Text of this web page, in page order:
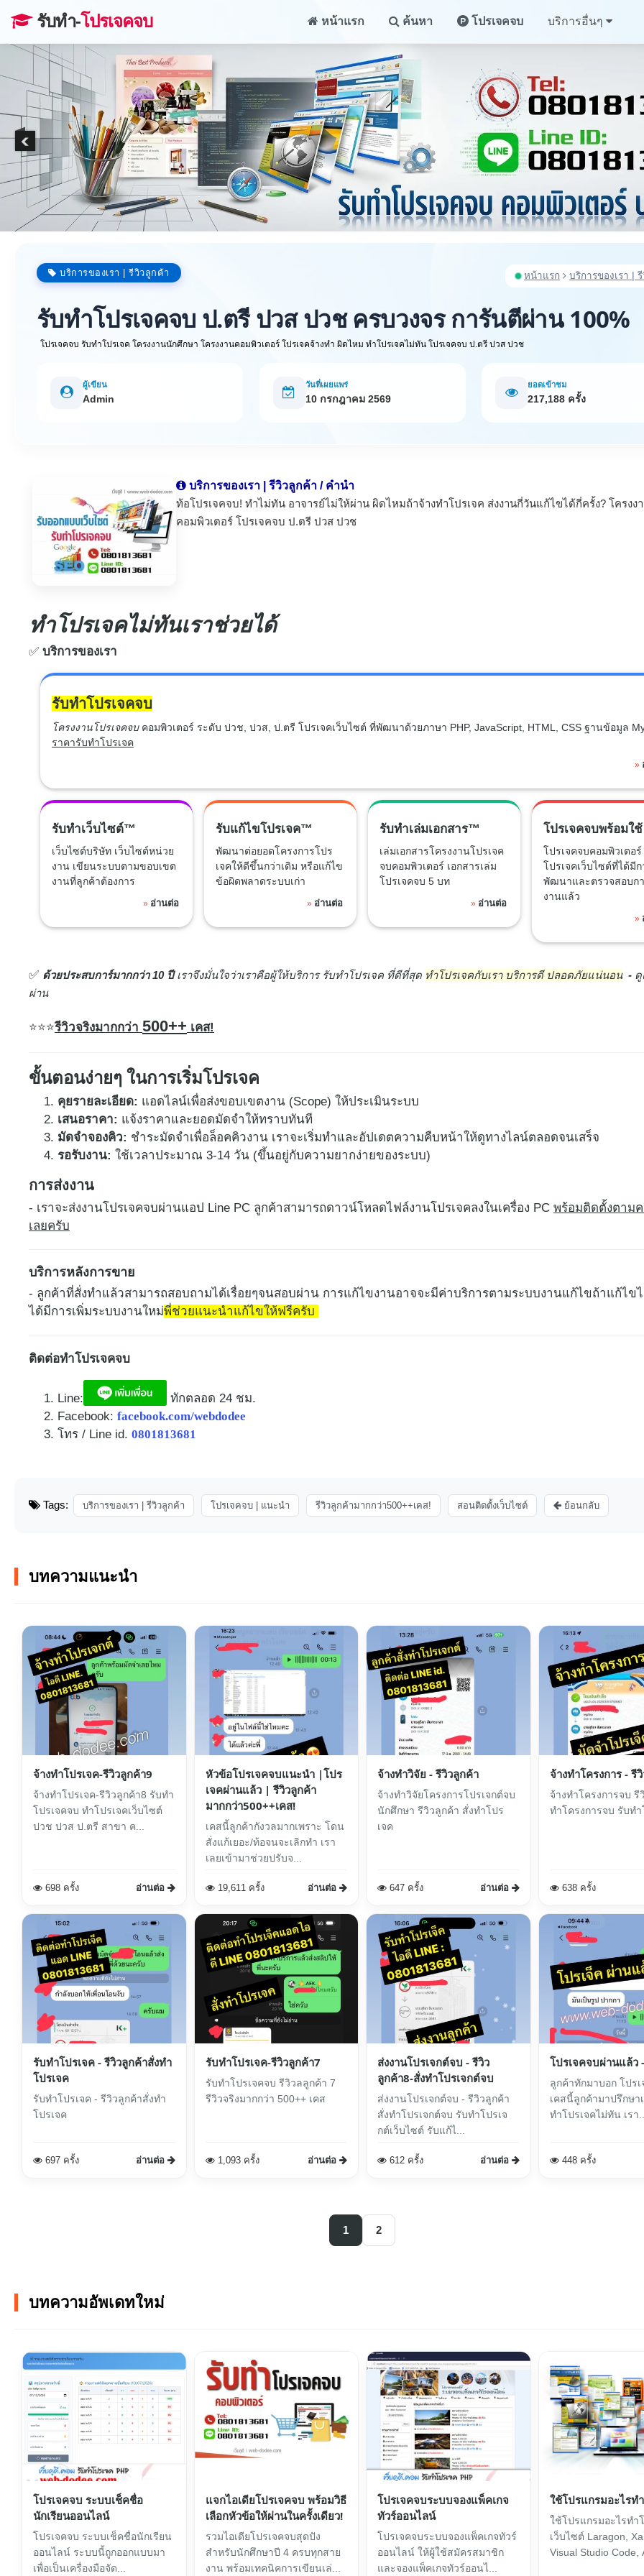
รับทำ-โปรเจคจบ หน้าแรก ค้นหา โปรเจคจบ บริการอื่นๆ
บริการของเรา | รีวิวลูกค้า หน้าแรก บริการของเรา |
รับทำโปรเจคจบ ป.ตรี ปวส ปวช ครบวงจร การันตีผ่าน 100%
โปรเจคจบ รับทำโปรเจค โครงงานนักศึกษา โครงงานคอมพิวเตอร์ โปรเจคจ้างทำ ผิดไหม ทำโปรเจคไม่ทัน โปรเจคจบ ป.ตรี ปวส ปวช
ผู้เขียน
Admin
วันที่เผยแพร่
10 กรกฎาคม 2569
ยอดเข้าชม
217,188 ครั้ง
บริการของเรา | รีวิวลูกค้า / คำนำ
ท้อโปรเจคจบ! ทำไม่ทัน อาจารย์ไม่ให้ผ่าน ผิดไหมถ้าจ้างทำโปรเจค ส่งงานกี่วันแก้ไขได้กี่ครั้ง? โครงง
คอมพิวเตอร์ โปรเจคจบ ป.ตรี ปวส ปวช
ทำโปรเจคไม่ทันเราช่วยได้
✅ บริการของเรา
รับทำโปรเจคจบ
โครงงานโปรเจคจบ คอมพิวเตอร์ ระดับ ปวช, ปวส, ป.ตรี โปรเจคเว็บไซต์ ที่พัฒนาด้วยภาษา PHP, JavaScript, HTML, CSS ฐานข้อมูล
ราคารับทำโปรเจค
»
รับทำเว็บไซต์™
เว็บไซต์บริษัท เว็บไซต์หน่วย
งาน เขียนระบบตามขอบเขต
งานที่ลูกค้าต้องการ
» อ่านต่อ
รับแก้ไขโปรเจค™
พัฒนาต่อยอดโครงการโปร
เจคให้ดีขึ้นกว่าเดิม หรือแก้ไข
ข้อผิดพลาดระบบเก่า
» อ่านต่อ
รับทำเล่มเอกสาร™
เล่มเอกสารโครงงานโปรเจค
จบคอมพิวเตอร์ เอกสารเล่ม
โปรเจคจบ 5 บท
» อ่านต่อ
โปรเจคจบพร้อมใช้
โปรเจคจบคอมพิวเตอร์
โปรเจคเว็บไซต์ที่ได้มีก
พัฒนาและตรวจสอบก
งานแล้ว
»
✅ ด้ว​ยประสบการ์มากกว่า 10 ปีเราจึงมั่นใจว่าเราคือผู้ให้บริการ รับทำโปรเจค ที่ดีที่สุด ทำโปรเจคกับเรา บริการดี ปลอดภัยแน่นอน -
ผ่าน
⭐⭐⭐รีวิวจริงมากกว่า 500++ เคส!
ขั้นตอนง่ายๆ ในการเริ่มโปรเจค
คุยรายละเอียด: แอดไลน์เพื่อส่งขอบเขตงาน (Scope) ให้ประเมินระบบ
เสนอราคา: แจ้งราคาและยอดมัดจำให้ทราบทันที
มัดจำจองคิว: ชำระมัดจำเพื่อล็อคคิวงาน เราจะเริ่มทำและอัปเดตความคืบหน้าให้ดูทางไลน์ตลอดจนเสร็จ
รอรับงาน: ใช้เวลาประมาณ 3-14 วัน (ขึ้นอยู่กับความยากง่ายของระบบ)
การส่งงาน
- เราจะส่งงานโปรเจคจบผ่านแอป Line PC ลูกค้าสามารถดาวน์โหลดไฟล์งานโปรเจคลงในเครื่อง PC พร้อมติดตั้งตาม
เลยครับ
บริการหลังการขาย
- ลูกค้าที่สั่งทำแล้วสามารถสอบถามได้เรื่อยๆจนสอบผ่าน การแก้ไขงานอาจจะมีค่าบริการตามระบบงานแก้ไขถ้าแก้ไขไ
ได้มีการเพิ่มระบบงานใหม่พี่ช่วยแนะนำแก้ไขให้ฟรีครับ
ติดต่อทำโปรเจคจบ
Line:
ทักตลอด 24 ชม.​
Facebook: facebook.com/webdodee
โทร / Line id. 0801813681
Tags: บริการของเรา | รีวิวลูกค้า โปรเจคจบ | แนะนำ รีวิวลูกค้ามากกว่า500++เคส! สอนติดตั้งเว็บไซต์ ย้อนกลับ
บทความแนะนำ
จ้างทำโปรเจค-รีวิวลูกค้า9
จ้างทำโปรเจค-รีวิวลูกค้า8 รับทำ
โปรเจคจบ ทำโปรเจคเว็บไซต์
ปวช ปวส ป.ตรี สาขา ค...
698 ครั้ง อ่านต่อ
หัวข้อโปรเจคจบแนะนำ |โปร
เจคผ่านแล้ว | รีวิวลูกค้า
มากกว่า500++เคส!
เคสนี้ลูกค้ากังวลมากเพราะ โดน
สั่งแก้เยอะ/ท้อจนจะเลิกทำ เรา
เลยเข้ามาช่วยปรับจ...
19,611 ครั้ง อ่านต่อ
จ้างทำวิจัย - รีวิวลูกค้า
จ้างทำวิจัยโครงการโปรเจกต์จบ
นักศึกษา รีวิวลูกค้า สั่งทำโปร
เจค
647 ครั้ง อ่านต่อ
จ้างทำโครงการ - รี
จ้างทำโครงการจบ รี
ทำโครงการจบ รับทำ
638 ครั้ง
รับทำโปรเจค - รีวิวลูกค้าสั่งทำ
โปรเจค
รับทำโปรเจค - รีวิวลูกค้าสั่งทำ
โปรเจค
697 ครั้ง อ่านต่อ
รับทำโปรเจค-รีวิวลูกค้า7
รับทำโปรเจคจบ รีวิวลลูกค้า 7
รีวิวจริงมากกว่า 500++ เคส
1,093 ครั้ง อ่านต่อ
ส่งงานโปรเจกต์จบ - รีวิว
ลูกค้า8-สั่งทำโปรเจกต์จบ
ส่งงานโปรเจกต์จบ - รีวิวลูกค้า
สั่งทำโปรเจกต์จบ รับทำโปรเจ
กต์เว็บไซต์ รับแก้ไ...
612 ครั้ง อ่านต่อ
โปรเจคจบผ่านแล้ว
ลูกค้าทักมาบอก โปร
เคสนี้ลูกค้ามาปรึกษา
ทำโปรเจคไม่ทัน เรา
448 ครั้ง
1 2
บทความอัพเดทใหม่
โปรเจคจบ ระบบเช็คชื่อ
นักเรียนออนไลน์
โปรเจคจบ ระบบเช็คชื่อนักเรียน
ออนไลน์ ระบบนี้ถูกออกแบบมา
เพื่อเป็นเครื่องมือจัด...
แจกไอเดียโปรเจคจบ พร้อมวิธี
เลือกหัวข้อให้ผ่านในครั้งเดียว!
รวมไอเดียโปรเจคจบสุดปัง
สำหรับนักศึกษาปี 4 ครบทุกสาย
งาน พร้อมเทคนิคการเขียนเล่...
โปรเจคจบระบบจองแพ็คเกจ
ทัวร์ออนไลน์
โปรเจคจบระบบจองแพ็คเกจทัวร์
ออนไลน์ ให้ผู้ใช้สมัครสมาชิก
และจองแพ็คเกจทัวร์ออนไ...
ใช้โปรแกรมอะไรท
ใช้โปรแกรมอะไรทำ
เว็บไซต์ Laragon,
Visual Studio Code,